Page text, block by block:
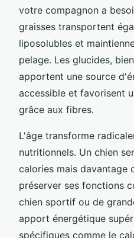
votre compagnon a
graisses transportent
liposolubles et
pelage. Les glucides,
apportent une source
accessible et favorisent
grâce aux fibres.
L'âge transforme
nutritionnels. Un chien
calories mais davantage
préserver ses fonctions
chien sportif ou de
apport énergétique
spécifiques comme le